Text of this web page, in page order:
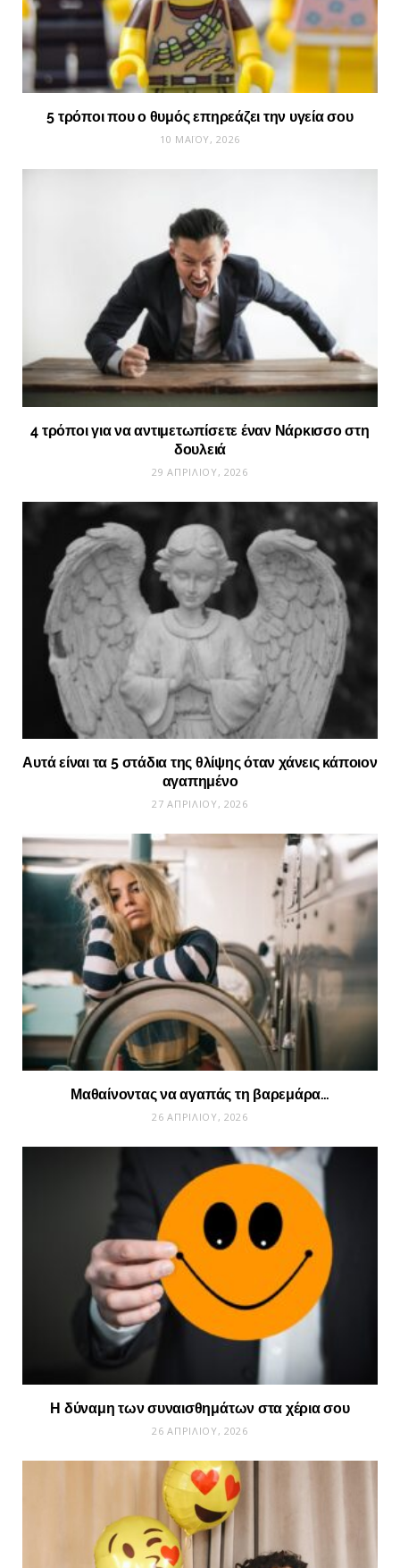
5 τρόποι που ο θυμός επηρεάζει την υγεία σου
10 ΜΑΪ́ΟΥ, 2026
4 τρόποι για να αντιμετωπίσετε έναν Νάρκισσο στη
δουλειά
29 ΑΠΡΙΛΊΟΥ, 2026
Αυτά είναι τα 5 στάδια της θλίψης όταν χάνεις κάποιον
αγαπημένο
27 ΑΠΡΙΛΊΟΥ, 2026
Μαθαίνοντας να αγαπάς τη βαρεμάρα…
26 ΑΠΡΙΛΊΟΥ, 2026
Η δύναμη των συναισθημάτων στα χέρια σου
26 ΑΠΡΙΛΊΟΥ, 2026